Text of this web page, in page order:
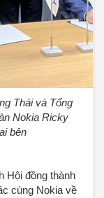
Thái và Tổng
Nokia Ricky
bên
Hội đồng thành
cùng Nokia về